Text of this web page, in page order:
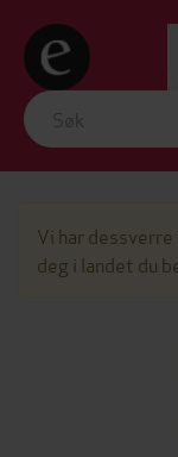
Vi har
deg i landet du